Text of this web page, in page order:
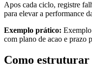
Apos cada ciclo, registre
para elevar a performance
Exemplo prático:
com plano de acao e prazo
Como estruturar